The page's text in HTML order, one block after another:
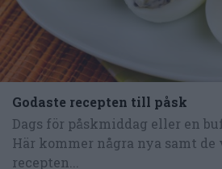
Godaste recepten till påsk
Dags för påskmiddag eller en
Här kommer några nya samt
recepten...